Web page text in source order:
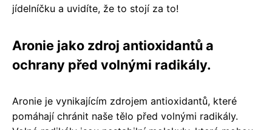
jídelníčku a uvidíte, že to stojí za to!
Aronie jako zdroj antioxidantů a
ochrany před volnými radikály.
Aronie je vynikajícím zdrojem antioxidantů, které
pomáhají chránit naše tělo před volnými radikály.